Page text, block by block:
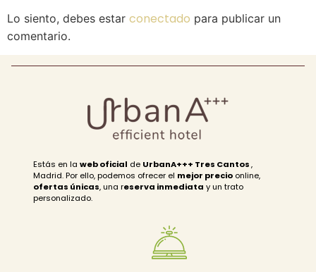
Lo siento, debes estar conectado para publicar un
comentario.
Estás en laweb oficial de UrbanA+++ Tres Cantos,
Madrid. Por ello, podemos ofrecer el mejor precio online,
ofertas únicas, una reserva inmediata y un trato
personalizado.